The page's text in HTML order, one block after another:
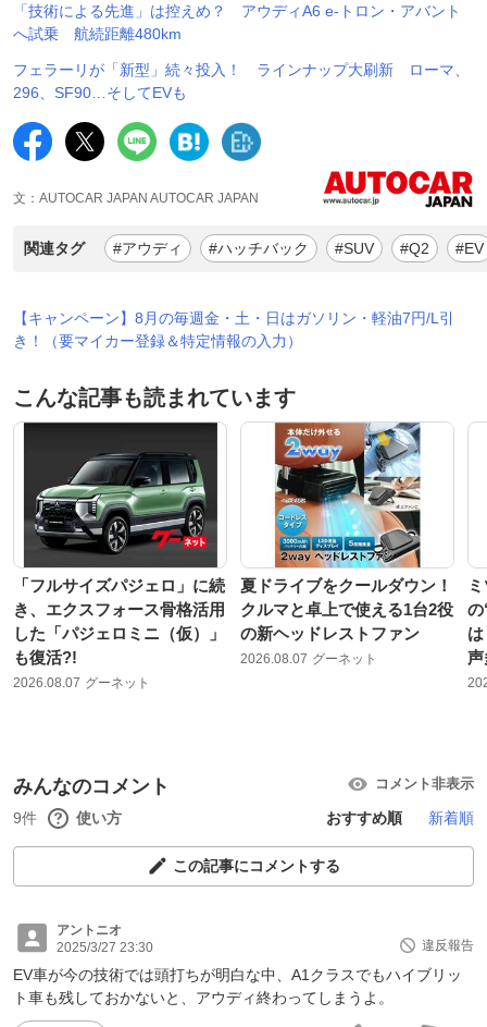
「技術による先進」は控えめ？ アウディA6 e-トロン・アバント
へ試乗 航続距離480km
フェラーリが「新型」続々投入！ ラインナップ大刷新 ローマ、
296、SF90…そしてEVも
文：AUTOCAR JAPAN AUTOCAR JAPAN
関連タグ #アウディ #ハッチバック #SUV #Q2 #EV
【キャンペーン】8月の毎週金・土・日はガソリン・軽油7円/L引
き！（要マイカー登録＆特定情報の入力）
こんな記事も読まれています
「フルサイズパジェロ」に続
き、エクスフォース骨格活用
した「パジェロミニ（仮）」
も復活?!
2026.08.07 グーネット
夏ドライブをクールダウン！
クルマと卓上で使える1台2役
の新ヘッドレストファン
2026.08.07 グーネット
の
声
みんなのコメント コメント非表示
9件 使い方 おすすめ順 新着順
この記事にコメントする
アントニオ
2025/3/27 23:30
違反報告
EV車が今の技術では頭打ちが明白な中、A1クラスでもハイブリッ
ト車も残しておかないと、アウディ終わってしまうよ。